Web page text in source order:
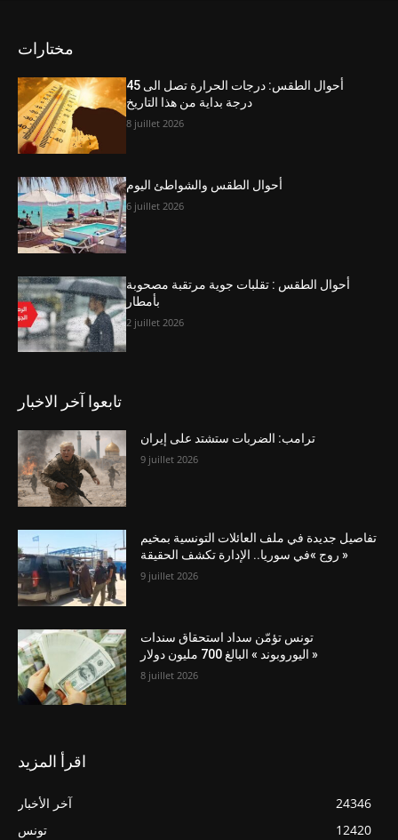
مختارات
أحوال الطقس: درجات الحرارة تصل الى 45
درجة بداية من هذا التاريخ
8 juillet 2026
أحوال الطقس والشواطئ اليوم
6 juillet 2026
أحوال الطقس : تقلبات جوية مرتقبة مصحوبة
بأمطار
2 juillet 2026
تابعوا آخر الاخبار
ترامب: الضربات ستشتد على إيران
9 juillet 2026
تفاصيل جديدة في ملف العائلات التونسية بمخيم
« روج »في سوريا.. الإدارة تكشف الحقيقة
9 juillet 2026
تونس تؤمّن سداد استحقاق سندات
« اليوروبوند » البالغ 700 مليون دولار
8 juillet 2026
اقرأ المزيد
آخر الأخبار
24346
تونس
12420